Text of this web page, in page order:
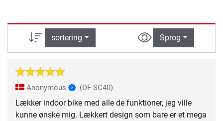
sortering Sprog
Anonymous (DF-SC40)
Lækker indoor bike med alle de funktioner, jeg ville
kunne ønske mig. Lækkert design som bare er et mega